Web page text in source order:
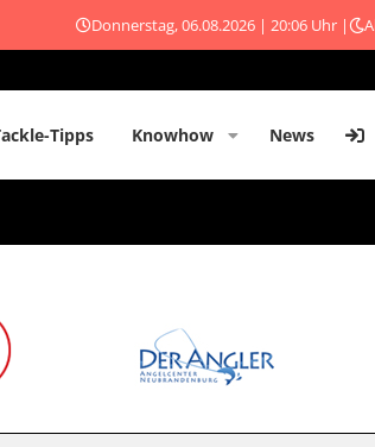
Donnerstag, 06.08.2026 | 20:06 Uhr |
Tipps Knowhow News